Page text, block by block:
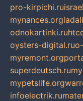
pro-kirpichi.ru
mynances.org
odnokartinki.ru
oysters-digital.ru
myremont.org
superdeutsch.ru
mypetslife.org
infoelectrik.ru